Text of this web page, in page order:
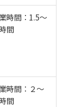
時間：1.5～
間
時間：２～
間